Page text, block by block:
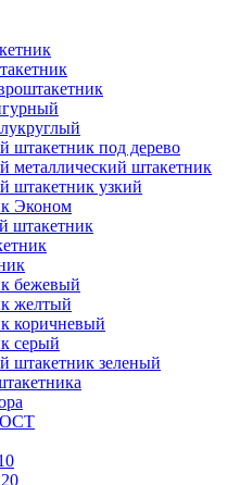
штакетник под дерево
металлический штакетник
штакетник узкий
Эконом
штакетник
бежевый
желтый
коричневый
серый
штакетник зеленый